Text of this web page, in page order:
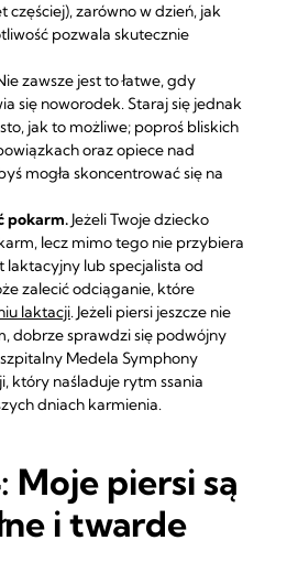
częściej), zarówno w dzień, jak
pozwala skutecznie
zawsze jest to łatwe, gdy
się noworodek. Staraj się jednak
jak to możliwe; poproś bliskich
oraz opiece nad
mogła skoncentrować się na
pokarm. Jeżeli Twoje dziecko
lecz mimo tego nie przybiera
laktacyjny lub specjalista od
zalecić odciąganie, które
laktacji. Jeżeli piersi jeszcze nie
dobrze sprawdzi się podwójny
Medela Symphony
który naśladuje rytm ssania
dniach karmienia.
Moje piersi są
i twarde